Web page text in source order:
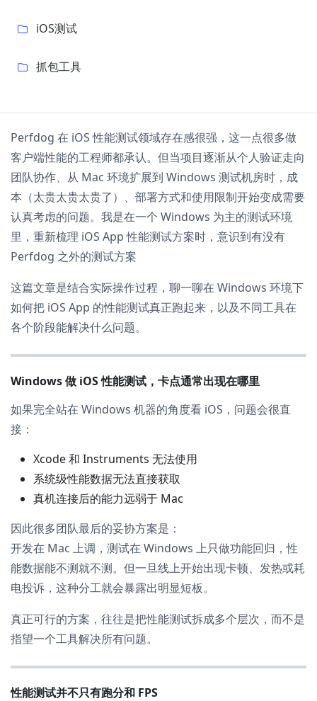
iOS测试
抓包工具
Perfdog 在 iOS 性能测试领域存在感很强，这一点很多做
客户端性能的工程师都承认。但当项目逐渐从个人验证走向
团队协作、从 Mac 环境扩展到 Windows 测试机房时，成
本（太贵太贵太贵了）、部署方式和使用限制开始变成需要
认真考虑的问题。我是在一个 Windows 为主的测试环境
里，重新梳理 iOS App 性能测试方案时，意识到有没有
Perfdog 之外的测试方案
这篇文章是结合实际操作过程，聊一聊在 Windows 环境下
如何把 iOS App 的性能测试真正跑起来，以及不同工具在
各个阶段能解决什么问题。
Windows 做 iOS 性能测试，卡点通常出现在哪里
如果完全站在 Windows 机器的角度看 iOS，问题会很直
接：
Xcode 和 Instruments 无法使用
系统级性能数据无法直接获取
真机连接后的能力远弱于 Mac
因此很多团队最后的妥协方案是：
开发在 Mac 上调，测试在 Windows 上只做功能回归，性
能数据能不测就不测。但一旦线上开始出现卡顿、发热或耗
电投诉，这种分工就会暴露出明显短板。
真正可行的方案，往往是把性能测试拆成多个层次，而不是
指望一个工具解决所有问题。
性能测试并不只有跑分和 FPS